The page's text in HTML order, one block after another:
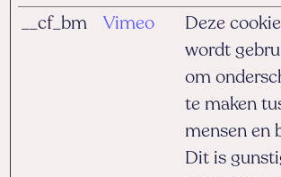
__cf_bm
Vimeo
Deze cookie
wordt
om
te maken
mensen en
Dit is